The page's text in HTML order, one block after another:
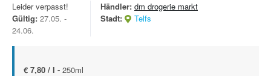
Leider verpasst!
Gültig: 27.05. -
24.06.
Händler: dm drogerie markt
Stadt:
Telfs
€ 7,80 / l - 250ml